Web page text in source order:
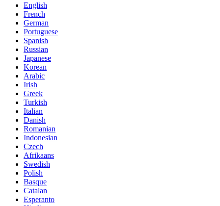
English
French
German
Portuguese
Spanish
Russian
Japanese
Korean
Arabic
Irish
Greek
Turkish
Italian
Danish
Romanian
Indonesian
Czech
Afrikaans
Swedish
Polish
Basque
Catalan
Esperanto